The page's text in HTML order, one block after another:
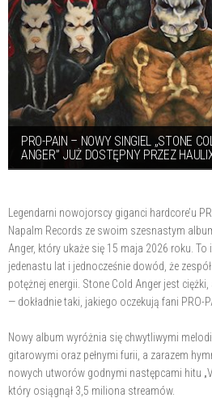
PRO-PAIN – NOWY SINGIEL „STONE
ANGER” JUŻ DOSTĘPNY PRZEZ
Legendarni nowojorscy giganci hardcore’u
Napalm Records ze swoim szesnastym
Anger, który ukaże się 15 maja 2026 roku.
jedenastu lat i jednocześnie dowód, że
potężnej energii. Stone Cold Anger jest
— dokładnie taki, jakiego oczekują fani PRO-
Nowy album wyróżnia się chwytliwymi
gitarowymi oraz pełnymi furii, a zarazem
nowych utworów godnymi następcami hitu
który osiągnął 3,5 miliona streamów.